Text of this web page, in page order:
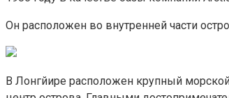
Он расположен во внутренней части
В Лонгйире расположен крупный морской